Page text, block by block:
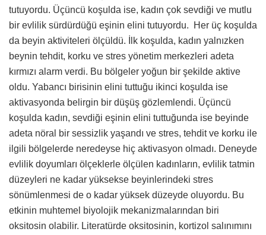
tutuyordu. Üçüncü koşulda ise, kadın çok sevdiği ve mutlu
bir evlilik sürdürdüğü eşinin elini tutuyordu. Her üç koşulda
da beyin aktiviteleri ölçüldü. İlk koşulda, kadın yalnızken
beynin tehdit, korku ve stres yönetim merkezleri adeta
kırmızı alarm verdi. Bu bölgeler yoğun bir şekilde aktive
oldu. Yabancı birisinin elini tuttuğu ikinci koşulda ise
aktivasyonda belirgin bir düşüş gözlemlendi. Üçüncü
koşulda kadın, sevdiği eşinin elini tuttuğunda ise beyinde
adeta nöral bir sessizlik yaşandı ve stres, tehdit ve korku ile
ilgili bölgelerde neredeyse hiç aktivasyon olmadı. Deneyde
evlilik doyumları ölçeklerle ölçülen kadınların, evlilik tatmin
düzeyleri ne kadar yüksekse beyinlerindeki stres
sönümlenmesi de o kadar yüksek düzeyde oluyordu. Bu
etkinin muhtemel biyolojik mekanizmalarından biri
oksitosin olabilir. Literatürde oksitosinin, kortizol salınımını